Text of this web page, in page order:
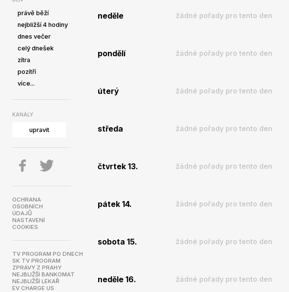
právě běží
nejbližší 4 hodiny
dnes večer
celý dnešek
zítra
pozítří
více...
KANÁLY
upravit
OCHRANA
OSOBNÍCH
ÚDAJŮ
NASTAVENÍ
COOKIES
TV PROGRAM PO DNECH
SK TV PROGRAM
ZPRÁVY Z PRAHY
NEJBLIŽŠÍ BANKOMAT
NEJBLIŽŠÍ LÉKAŘ
EV CHARGE US
neděle žádné pořady pro tento den
pondělí žádné pořady pro tento den
úterý žádné pořady pro tento den
středa žádné pořady pro tento den
čtvrtek 13. žádné pořady pro tento den
pátek 14. žádné pořady pro tento den
sobota 15. žádné pořady pro tento den
neděle 16. žádné pořady pro tento den